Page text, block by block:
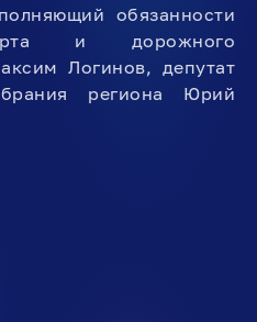
обязанности
и дорожного
Логинов, депутат
региона Юрий